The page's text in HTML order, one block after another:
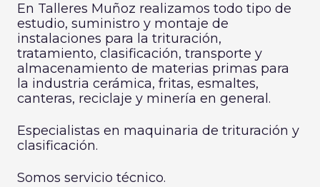
En Talleres Muñoz realizamos todo tipo de
estudio, suministro y montaje de
instalaciones para la trituración,
tratamiento, clasificación, transporte y
almacenamiento de materias primas para
la industria cerámica, fritas, esmaltes,
canteras, reciclaje y minería en general.
Especialistas en maquinaria de trituración y
clasificación.
Somos servicio técnico.